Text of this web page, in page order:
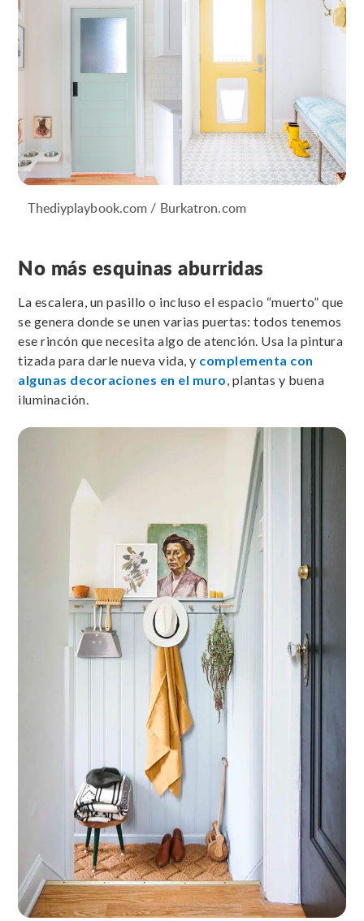
Thediyplaybook.com / Burkatron.com
No más esquinas aburridas
La escalera, un pasillo o incluso el espacio “muerto” que
se genera donde se unen varias puertas: todos tenemos
ese rincón que necesita algo de atención. Usa la pintura
tizada para darle nueva vida, y complementa con
algunas decoraciones en el muro , plantas y buena
iluminación.